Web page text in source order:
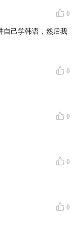
0
自己学韩语，然后我
0
0
0
0